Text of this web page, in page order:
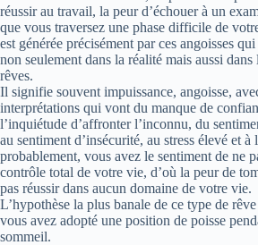
réussir au travail, la peur d’échouer à un
que vous traversez une phase difficile de
est générée précisément par ces angoisses
non seulement dans la réalité mais aussi dans
rêves.
Il signifie souvent impuissance, angoisse,
interprétations qui vont du manque de
l’inquiétude d’affronter l’inconnu, du
au sentiment d’insécurité, au stress élevé et à
probablement, vous avez le sentiment de ne
contrôle total de votre vie, d’où la peur de
pas réussir dans aucun domaine de votre vie.
L’hypothèse la plus banale de ce type de
vous avez adopté une position de poisse
sommeil.